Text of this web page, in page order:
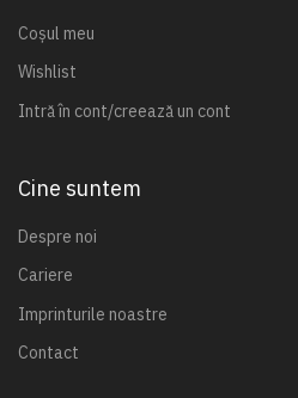
Coșul meu
Wishlist
Intră în cont/creează un cont
Cine suntem
Despre noi
Cariere
Imprinturile noastre
Contact